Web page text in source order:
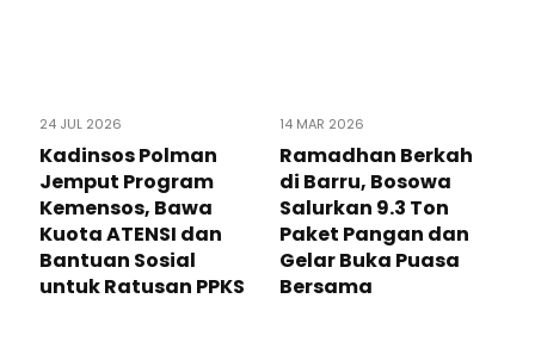
24 JUL 2026
Kadinsos Polman
Jemput Program
Kemensos, Bawa
Kuota ATENSI dan
Bantuan Sosial
untuk Ratusan PPKS
14 MAR 2026
Ramadhan Berkah
di Barru, Bosowa
Salurkan 9.3 Ton
Paket Pangan dan
Gelar Buka Puasa
Bersama